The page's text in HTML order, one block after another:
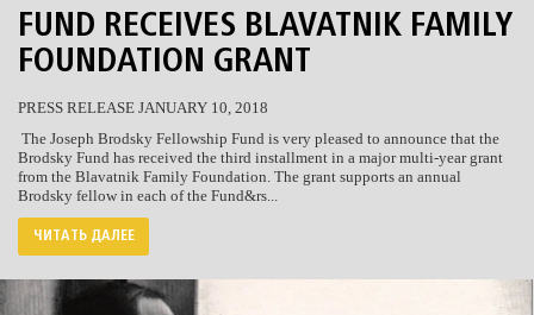
FUND RECEIVES BLAVATNIK FAMILY
FOUNDATION GRANT
PRESS RELEASE JANUARY 10, 2018
The Joseph Brodsky Fellowship Fund is very pleased to announce that the
Brodsky Fund has received the third installment in a major multi-year grant
from the Blavatnik Family Foundation. The grant supports an annual
Brodsky fellow in each of the Fund&rs...
ЧИТАТЬ ДАЛЕЕ